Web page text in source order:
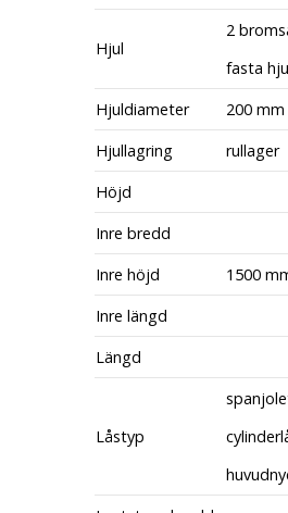
Hjul
2
fasta
Hjuldiameter
200 mm
Hjullagring
rullager
Höjd
Inre bredd
Inre höjd
1500
Inre längd
Längd
Låstyp